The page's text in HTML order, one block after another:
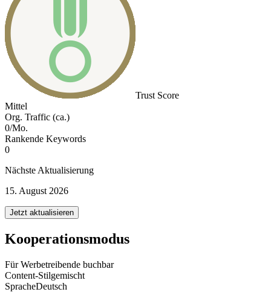
Trust Score
Mittel
Org. Traffic (ca.)
0/Mo.
Rankende Keywords
0
Nächste Aktualisierung
15. August 2026
Jetzt aktualisieren
Kooperationsmodus
Für Werbetreibende buchbar
Content-Stilgemischt
SpracheDeutsch